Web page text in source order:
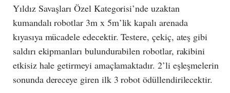
Yıldız Savaşları Özel Kategorisi’nde uzaktan
kumandalı robotlar 3m x 5m’lik kapalı arenada
kıyasıya mücadele edecektir. Testere, çekiç, ateş gibi
saldırı ekipmanları bulundurabilen robotlar, rakibini
etkisiz hale getirmeyi amaçlamaktadır. 2’li eşleşmelerin
sonunda dereceye giren ilk 3 robot ödüllendirilecektir.